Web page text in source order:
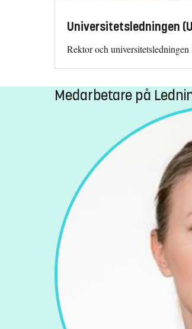
Universitetsledningen
Rektor och
Medarbetare på